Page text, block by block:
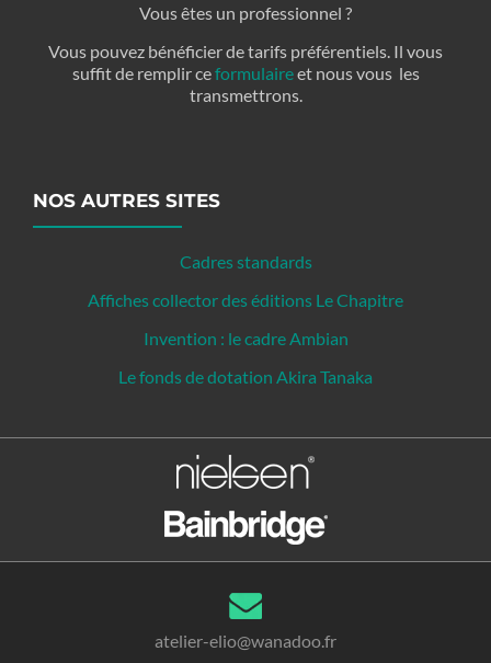
Vous êtes un professionnel ?
Vous pouvez bénéficier de tarifs préférentiels. Il vous
suffit de remplir ceformulaireet nous vous les
transmettrons.
NOS AUTRES SITES
Cadres standards
Affiches collector des éditions Le Chapitre
Invention : le cadre Ambian
Le fonds de dotation Akira Tanaka
atelier-elio@wanadoo.fr